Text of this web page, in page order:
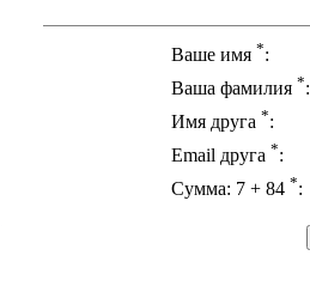
Ваше имя *:
Ваша фамилия *:
Имя друга *:
Email друга *:
Сумма: 7 + 84 *: